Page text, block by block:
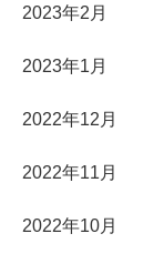
2023年2月
2023年1月
2022年12月
2022年11月
2022年10月